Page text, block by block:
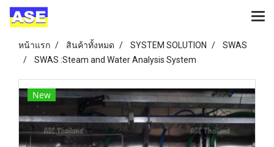
หน้าแรก สินค้าทั้งหมด SYSTEM SOLUTION
SWAS
SWAS :Steam and Water Analysis System
New